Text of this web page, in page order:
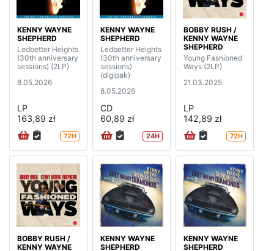
KENNY WAYNE
SHEPHERD
Ledbetter Heights
(30th anniversary
sessions) (2LP)
8.05.2026
LP
163,89 zł
72H
KENNY WAYNE
SHEPHERD
Ledbetter Heights
(30th anniversary
sessions)
(digipak)
8.05.2026
CD
60,89 zł
24H
BOBBY RUSH /
KENNY WAYNE
SHEPHERD
Young Fashioned
Ways (2LP)
21.03.2025
LP
142,89 zł
72H
BOBBY RUSH /
KENNY WAYNE
KENNY WAYNE
SHEPHERD
KENNY WAYNE
SHEPHERD